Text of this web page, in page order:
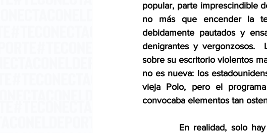
popular, parte imprescindible
no más que encender la
debidamente pautados y
denigrantes y vergonzosos.
sobre su escritorio violentos
no es nueva: los
vieja Polo, pero el
convocaba elementos tan
En realidad, solo hay un